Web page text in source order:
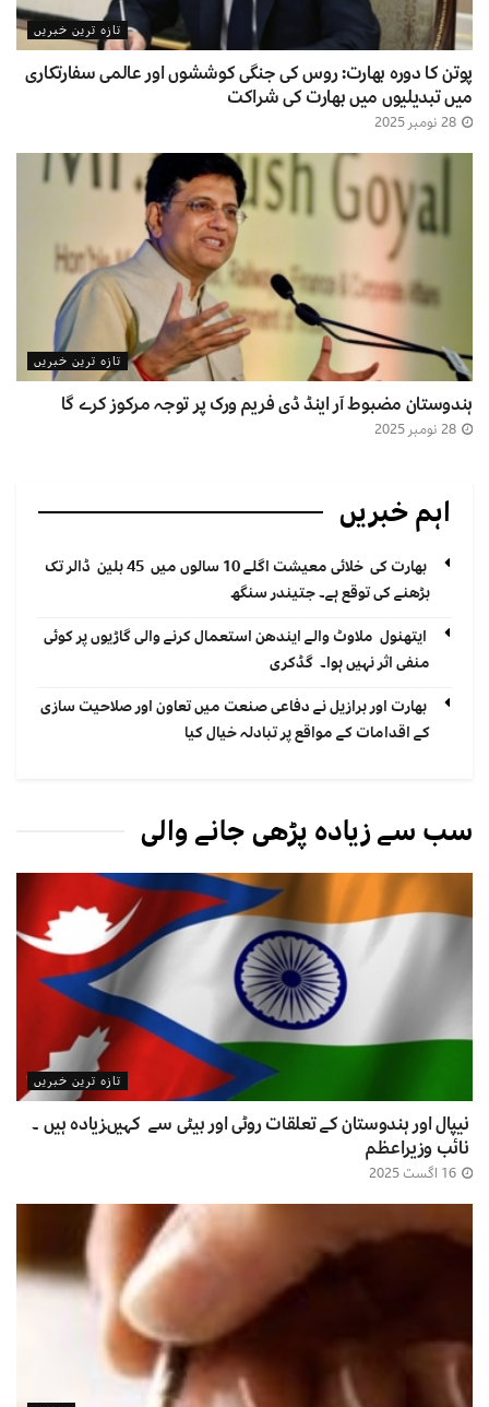
تازہ ترین خبریں
پوتن کا دورہ بھارت: روس کی جنگی کوششوں اور عالمی سفارتکاری
میں تبدیلیوں میں بھارت کی شراکت
تازہ ترین خبریں
ہندوستان مضبوط آر اینڈ ڈی فریم ورک پر توجہ مرکوز کرے گا
اہم خبریں
بھارت کی خلائی معیشت اگلے 10 سالوں میں 45 بلین ڈالر تک
بڑھنے کی توقع ہے۔ جتیندر سنگھ
ایتھنول ملاوٹ والے ایندھن استعمال کرنے والی گاڑیوں پر کوئی
منفی اثر نہیں ہوا۔ گڈکری
بھارت اور برازیل نے دفاعی صنعت میں تعاون اور صلاحیت سازی
کے اقدامات کے مواقع پر تبادلہ خیال کیا
سب سے زیادہ پڑھی جانے والی
تازہ ترین خبریں
نیپال اور ہندوستان کے تعلقات روٹی اور بیٹی سے کہیںزیادہ ہیں ۔
نائب وزیراعظم